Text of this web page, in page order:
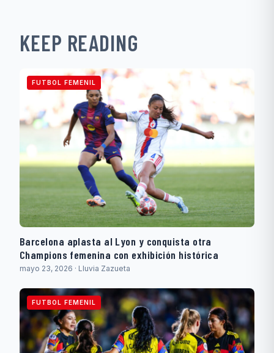
KEEP READING
FUTBOL FEMENIL
Barcelona aplasta al Lyon y conquista otra
Champions femenina con exhibición histórica
mayo 23, 2026 · Lluvia Zazueta
FUTBOL FEMENIL